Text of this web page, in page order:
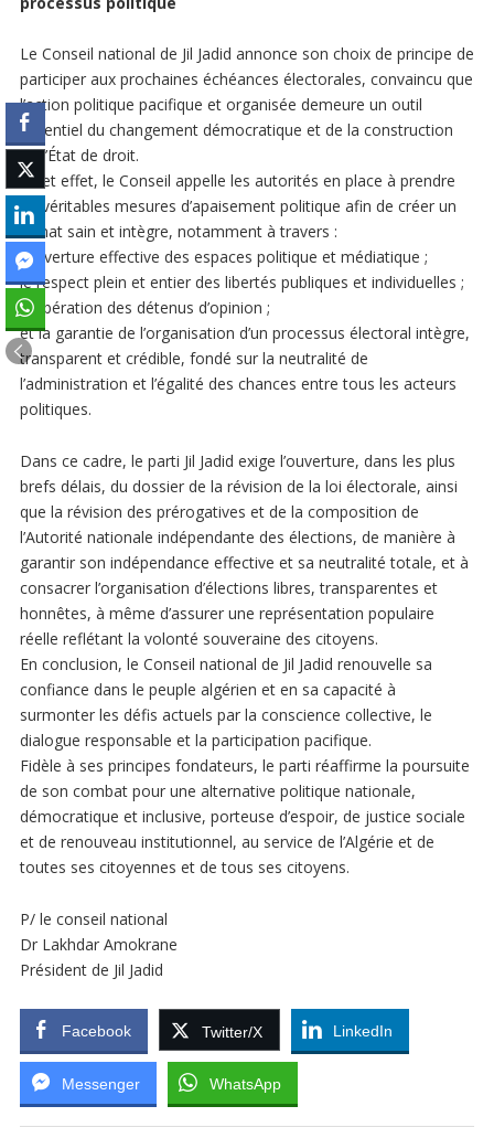
Le Conseil national de Jil Jadid annonce son choix de principe de
participer aux prochaines échéances électorales, convaincu que
l’action politique pacifique et organisée demeure un outil
essentiel du changement démocratique et de la construction
de l’État de droit.
À cet effet, le Conseil appelle les autorités en place à prendre
de véritables mesures d’apaisement politique afin de créer un
climat sain et intègre, notamment à travers :
l’ouverture effective des espaces politique et médiatique ;
le respect plein et entier des libertés publiques et individuelles ;
la libération des détenus d’opinion ;
et la garantie de l’organisation d’un processus électoral intègre,
transparent et crédible, fondé sur la neutralité de
l’administration et l’égalité des chances entre tous les acteurs
politiques.
Dans ce cadre, le parti Jil Jadid exige l’ouverture, dans les plus
brefs délais, du dossier de la révision de la loi électorale, ainsi
que la révision des prérogatives et de la composition de
l’Autorité nationale indépendante des élections, de manière à
garantir son indépendance effective et sa neutralité totale, et à
consacrer l’organisation d’élections libres, transparentes et
honnêtes, à même d’assurer une représentation populaire
réelle reflétant la volonté souveraine des citoyens.
En conclusion, le Conseil national de Jil Jadid renouvelle sa
confiance dans le peuple algérien et en sa capacité à
surmonter les défis actuels par la conscience collective, le
dialogue responsable et la participation pacifique.
Fidèle à ses principes fondateurs, le parti réaffirme la poursuite
de son combat pour une alternative politique nationale,
démocratique et inclusive, porteuse d’espoir, de justice sociale
et de renouveau institutionnel, au service de l’Algérie et de
toutes ses citoyennes et de tous ses citoyens.
P/ le conseil national
Dr Lakhdar Amokrane
Président de Jil Jadid
Facebook Twitter/X LinkedIn
Messenger WhatsApp